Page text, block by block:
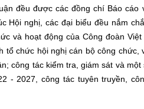
đều được các đồng chí Báo cáo
Hội nghị, các đại biểu đều nắm
và hoạt động của Công đoàn
chức hội nghị cán bộ công chức,
công tác kiểm tra, giám sát và
- 2027, công tác tuyên truyền,